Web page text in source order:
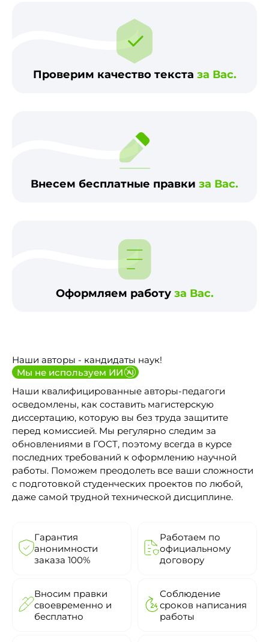
Проверим качество текста за Вас.
Внесем бесплатные правки за Вас.
Оформляем работу за Вас.
Наши авторы - кандидаты наук!
Мы не используем ИИ
Наши квалифицированные авторы-педагоги
осведомлены, как составить магистерскую
диссертацию, которую вы без труда защитите
перед комиссией. Мы регулярно следим за
обновлениями в ГОСТ, поэтому всегда в курсе
последних требований к оформлению научной
работы. Поможем преодолеть все ваши сложности
с подготовкой студенческих проектов по любой,
даже самой трудной технической дисциплине.
Гарантия
анонимности
заказа 100%
Работаем по
официальному
договору
Вносим правки
своевременно и
бесплатно
Соблюдение
сроков написания
работы